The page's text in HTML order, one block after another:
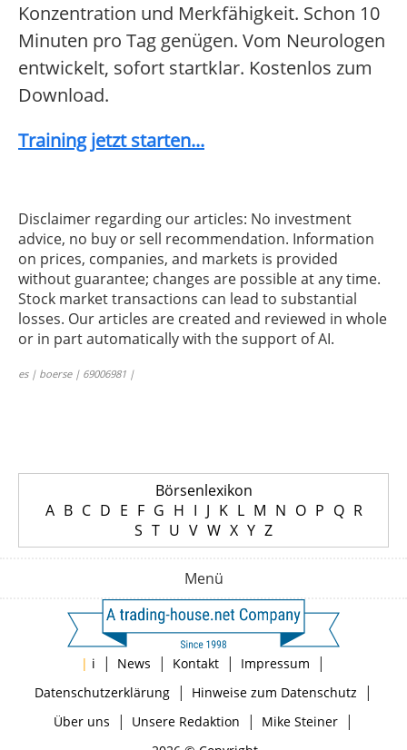
Konzentration und Merkfähigkeit. Schon 10
Minuten pro Tag genügen. Vom Neurologen
entwickelt, sofort startklar. Kostenlos zum
Download.
Training jetzt starten...
Disclaimer regarding our articles: No investment
advice, no buy or sell recommendation. Information
on prices, companies, and markets is provided
without guarantee; changes are possible at any time.
Stock market transactions can lead to substantial
losses. Our articles are created and reviewed in whole
or in part automatically with the support of AI.
es | boerse | 69006981 |
Börsenlexikon
A B C D E F G H I J K L M N O P Q R
S T U V W X Y Z
Menü
| i | News | Kontakt | Impressum |
Datenschutzerklärung| Hinweise zum Datenschutz |
Über uns | Unsere Redaktion | Mike Steiner|